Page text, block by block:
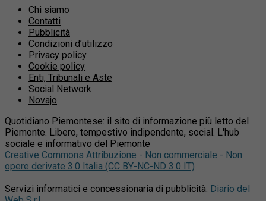
Chi siamo
Contatti
Pubblicità
Condizioni d’utilizzo
Privacy policy
Cookie policy
Enti, Tribunali e Aste
Social Network
Novajo
Quotidiano Piemontese: il sito di informazione più letto del
Piemonte. Libero, tempestivo indipendente, social. L'hub
sociale e informativo del Piemonte
Creative Commons Attribuzione - Non commerciale - Non
opere derivate 3.0 Italia (CC BY-NC-ND 3.0 IT)
Servizi informatici e concessionaria di pubblicità: Diario del